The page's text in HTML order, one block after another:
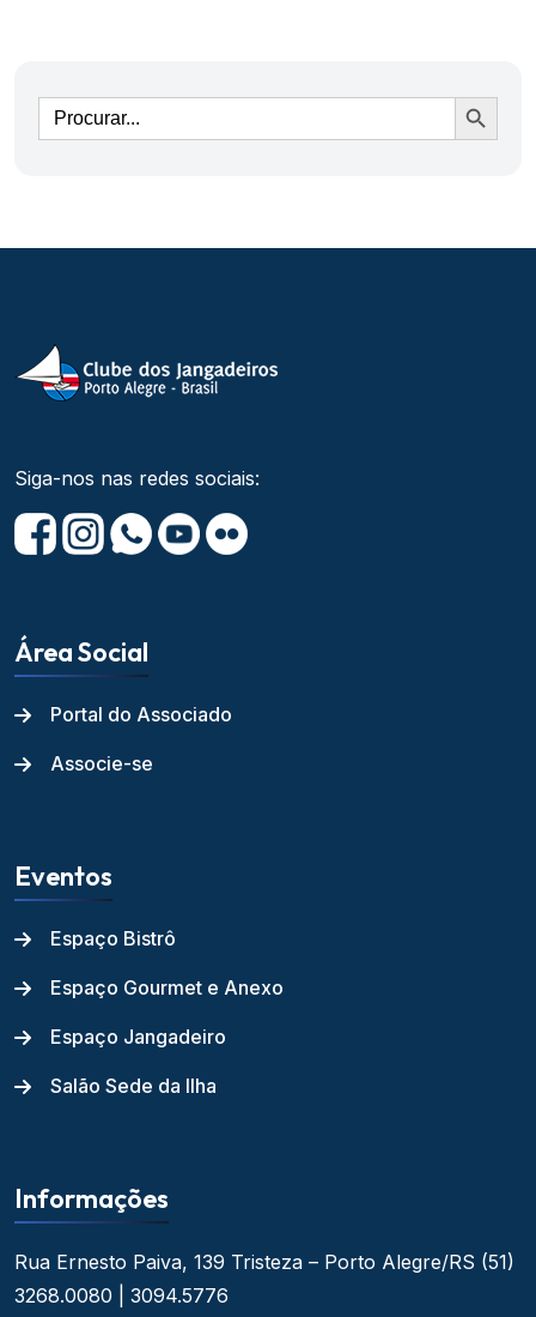
Ir
Siga-nos nas redes sociais:
Área Social
Portal do Associado
Associe-se
Eventos
Espaço Bistrô
Espaço Gourmet e Anexo
Espaço Jangadeiro
Salão Sede da Ilha
Informações
Rua Ernesto Paiva, 139 Tristeza – Porto Alegre/RS (51)
3268.0080 | 3094.5776